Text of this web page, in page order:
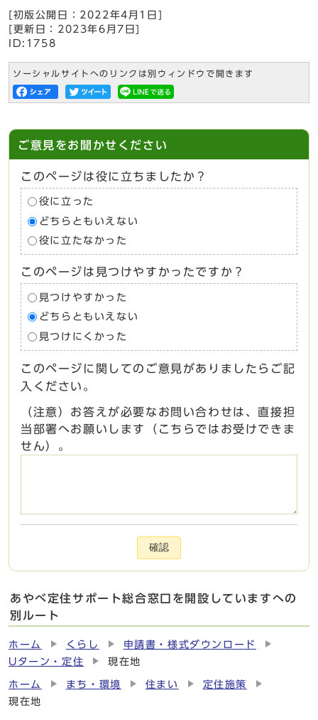
[初版公開日： 2022年4月1日
[更新日： 2023年6月7日
ID:1758
ソーシャルサイトへのリンクは別ウィンドウで開きます
ご意見をお聞かせください
このページは役に立ちましたか？
役に立った
どちらともいえない
役に立たなかった
このページは見つけやすかったですか？
見つけやすかった
どちらともいえない
見つけにくかった
このページに関してのご意見がありましたらご記
入ください。
（注意）お答えが必要なお問い合わせは、直接担
当部署へお願いします（こちらではお受けできま
せん）。
確認
あやべ定住サポート総合窓口を開設していますへの
別ルート
ホーム くらし
申請書・様式ダウンロード
Uターン・定住
現在地
ホーム まち・環境 住まい
定住施策
現在地